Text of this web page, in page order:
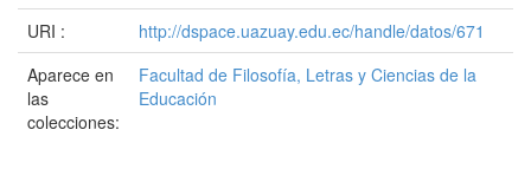
URI :
http://dspace.uazuay.edu.ec/handle/datos/671
Aparece en
las
colecciones:
Facultad de Filosofía, Letras y Ciencias de la
Educación